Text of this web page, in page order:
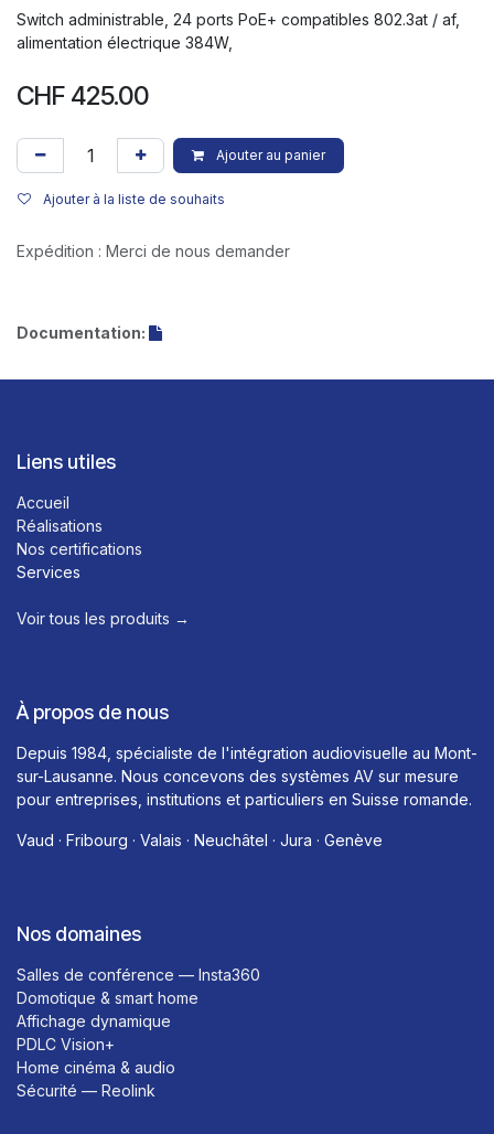
Switch administrable, 24 ports PoE+ compatibles 802.3at / af,
alimentation électrique 384W,
CHF 425.00
Ajouter au panier
Ajouter à la liste de souhaits
Expédition : Merci de nous demander
Documentation:
Liens utiles
Accueil
Réalisations
Nos certifications
Services
Voir tous les produits →​
À propos de nous
Depuis 1984, spécialiste de l'intégration audiovisuelle au Mont-
sur-Lausanne. Nous concevons des systèmes AV sur mesure
pour entreprises, institutions et particuliers en Suisse romande.
Vaud · Fribourg · Valais · Neuchâtel · Jura · Genève
Nos domaines
Salles de conférence — Insta360
Domotique & smart home
Affichage dynamique
PDLC Vision+
Home cinéma & audio
Sécurité — Reolink